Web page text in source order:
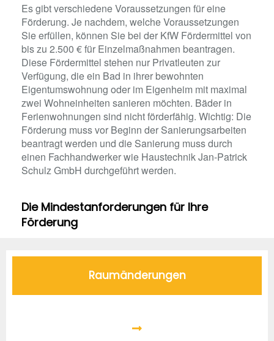
Es gibt verschiedene Voraussetzungen für eine
Förderung. Je nachdem, welche Voraussetzungen
Sie erfüllen, können Sie bei der KfW Fördermittel von
bis zu 2.500 € für Einzelmaßnahmen beantragen.
Diese Fördermittel stehen nur Privatleuten zur
Verfügung, die ein Bad in ihrer bewohnten
Eigentumswohnung oder im Eigenheim mit maximal
zwei Wohneinheiten sanieren möchten. Bäder in
Ferienwohnungen sind nicht förderfähig. Wichtig: Die
Förderung muss vor Beginn der Sanierungsarbeiten
beantragt werden und die Sanierung muss durch
einen Fachhandwerker wie Haustechnik Jan-Patrick
Schulz GmbH durchgeführt werden.
Die Mindestanforderungen für Ihre
Förderung
Raumänderungen